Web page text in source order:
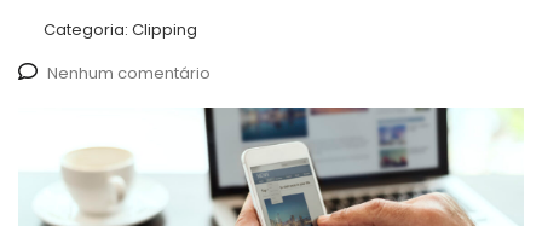
Categoria: Clipping
Nenhum comentário